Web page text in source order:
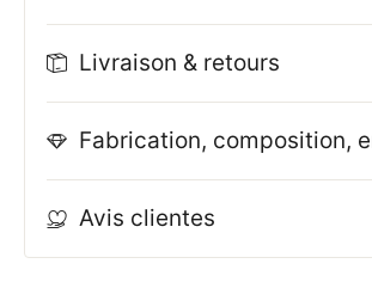
Livraison & retours
Fabrication, composition,
Avis clientes